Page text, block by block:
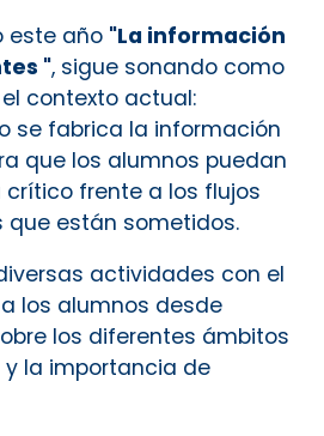
este año "La información
", sigue sonando como
contexto actual:
se fabrica la información
que los alumnos puedan
crítico frente a los flujos
que están sometidos.
actividades con el
los alumnos desde
los diferentes ámbitos
la importancia de